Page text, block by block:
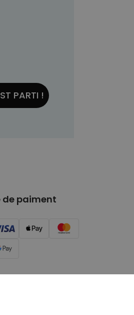
PARTI !
de paiment